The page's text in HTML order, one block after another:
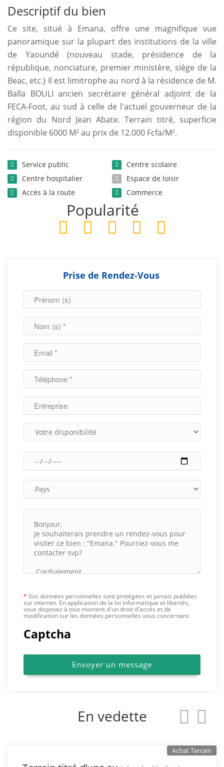
Descriptif du bien
Ce site, situé à Emana, offre une magnifique vue
panoramique sur la plupart des institutions de la ville
de Yaoundé (nouveau stade, présidence de la
république, nonciature, premier ministère, siège de la
Beac, etc.) Il est limitrophe au nord à la résidence de M.
Balla BOULI ancien secrétaire général adjoint de la
FECA-Foot, au sud à celle de l'actuel gouverneur de la
région du Nord Jean Abate. Terrain titré, superficie
disponible 6000 M² au prix de 12.000 Fcfa/M².
Service public
Centre scolaire
Centre hospitalier
Espace de loisir
Accès à la route
Commerce
Popularité
Prise de Rendez-Vous
* Vos données personnelles sont protégées et jamais publiées
sur internet. En application de la loi informatique et libertés,
vous disposez à tout moment d'un droit d'accès et de
modification sur les données personnelles vous concernant.
Captcha
Envoyer un message
En vedette
Achat Terrain
En savoir plus
Contact
Notre
entreprise